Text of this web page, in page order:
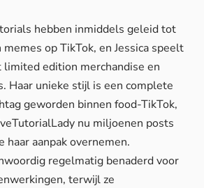
hebben inmiddels geleid tot
op TikTok, en Jessica speelt
edition merchandise en
Haar unieke stijl is een complete
geworden binnen food-TikTok,
nu miljoenen posts
haar aanpak overnemen.
regelmatig benaderd voor
terwijl ze